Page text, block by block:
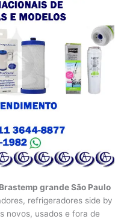
grande São Paulo
refrigeradores side by
novos, usados e fora de